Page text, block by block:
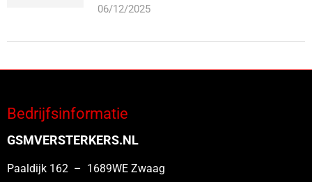
06/12/2025
Bedrijfsinformatie
GSMVERSTERKERS.NL
Paaldijk 162 – 1689WE Zwaag